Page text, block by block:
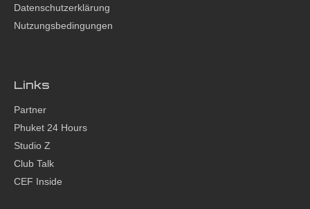
Datenschutzerklärung
Nutzungsbedingungen
Links
Partner
Phuket 24 Hours
Studio Z
Club Talk
CEF Inside